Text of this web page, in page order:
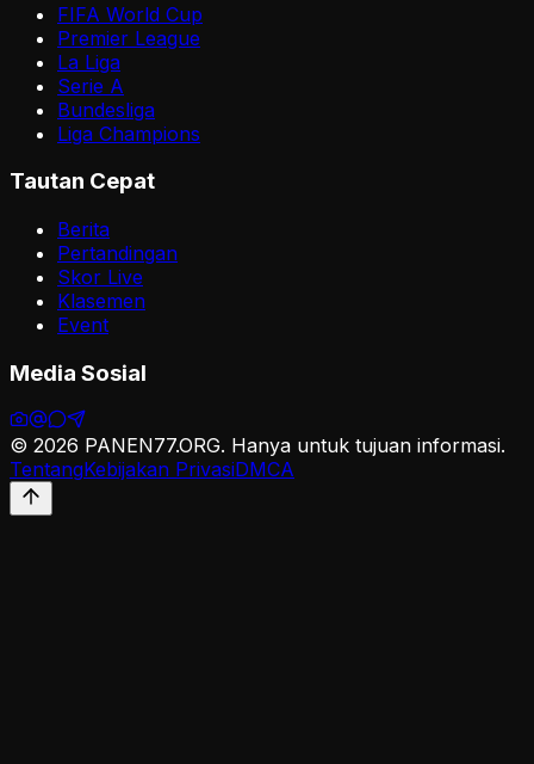
FIFA World Cup
Premier League
La Liga
Serie A
Bundesliga
Liga Champions
Tautan Cepat
Berita
Pertandingan
Skor Live
Klasemen
Event
Media Sosial
© 2026 PANEN77.ORG. Hanya untuk tujuan informasi.
TentangKebijakan PrivasiDMCA